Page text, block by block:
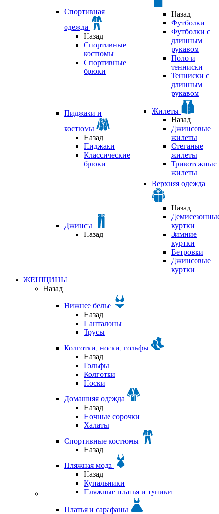
Спортивная
одежда
Назад
Спортивные
костюмы
Спортивные
брюки
Назад
Футболки
Футболки с
длинным
рукавом
Поло и
тенниски
Тенниски с
длинным
рукавом
Пиджаки и
костюмы
Назад
Пиджаки
Классические
брюки
Жилеты
Назад
Джинсовые
жилеты
Стеганые
жилеты
Трикотажные
жилеты
Джинсы
Назад
Верхняя одежда
Назад
куртки
Зимние
куртки
Ветровки
Джинсовые
куртки
ЖЕНЩИНЫ
Назад
Нижнее белье
Назад
Панталоны
Трусы
Колготки, носки, гольфы
Назад
Гольфы
Колготки
Носки
Домашняя одежда
Назад
Ночные сорочки
Халаты
Спортивные костюмы
Назад
Пляжная мода
Назад
Купальники
Пляжные платья и туники
Платья и сарафаны